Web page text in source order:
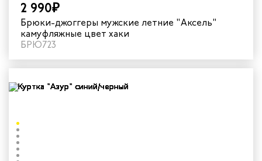
2 990₽
Брюки-джоггеры мужские летние "Аксель"
камуфляжные цвет хаки
БРЮ723